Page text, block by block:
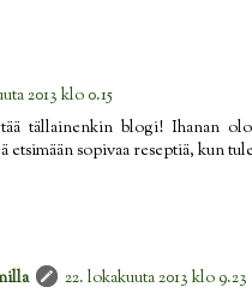
2013 klo 0.15
tällainenkin blogi! Ihanan
etsimään sopivaa reseptiä, kun
22. lokakuuta 2013 klo 9.23